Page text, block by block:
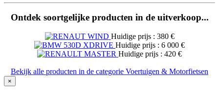
Ontdek soortgelijke producten in de uitverkoop...
Huidige prijs : 380 €
Huidige prijs : 6 000 €
Huidige prijs : 420 €
Bekijk alle producten in de categorie Voertuigen & Motorfietsen
×